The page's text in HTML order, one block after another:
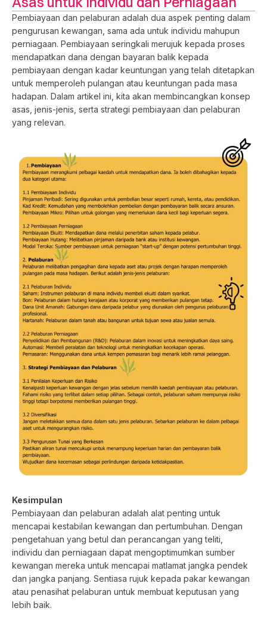
Pembiayaan dan pelaburan adalah dua aspek penting dalam
pengurusan kewangan, sama ada untuk individu mahupun
perniagaan. Pembiayaan seringkali merujuk kepada proses
mendapatkan dana dengan bayaran balik kepada
pembiayaan dengan kadar keuntungan yang telah ditetapkan
untuk memperoleh pulangan atau keuntungan pada masa
hadapan. Dalam artikel ini, kita akan membincangkan konsep
asas, jenis-jenis, serta strategi pembiayaan dan pelaburan
yang relevan.
Kesimpulan
Pembiayaan dan pelaburan adalah alat penting untuk
mencapai kestabilan kewangan dan pertumbuhan. Dengan
pengetahuan yang betul dan perancangan yang teliti,
individu dan perniagaan dapat mengoptimumkan sumber
kewangan mereka untuk mencapai matlamat jangka pendek
dan jangka panjang. Sentiasa rujuk kepada pakar kewangan
atau penasihat pelaburan untuk membuat keputusan yang
lebih baik.